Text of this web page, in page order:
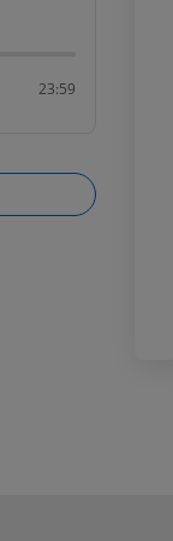
23:59